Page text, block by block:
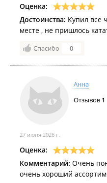
Оценка:
Достоинства: Купил все
месте , не пришлось
Спасибо 0
Анна
Отзывов 1
27 июня 2026 г.
Оценка:
Комментарий: Очень
очень хороший